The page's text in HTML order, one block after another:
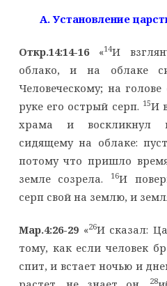
A. Установление
Откр.14:14-16«14И
облако, и на облаке
Человеческому; на
руке его острый серп. 15И
храма и воскликнул
сидящему на облаке:
потому что пришло
земле созрела.
16И
серп свой на землю, и
Мар.4:26-29 «26И сказал:
тому, как если человек
спит, и встает ночью и
28